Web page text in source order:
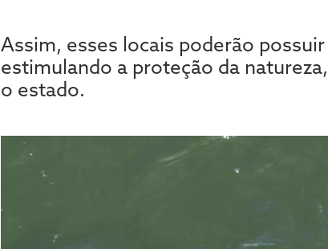
Assim, esses locais poderão
estimulando a proteção da
o estado.